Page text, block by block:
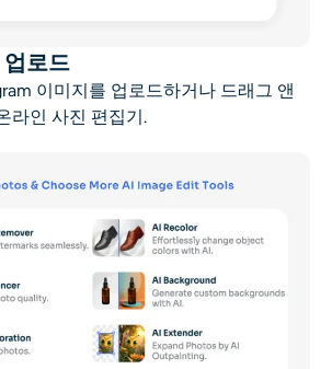
업로드
이미지를 업로드하거나 드래그 앤
라인 사진 편집기.